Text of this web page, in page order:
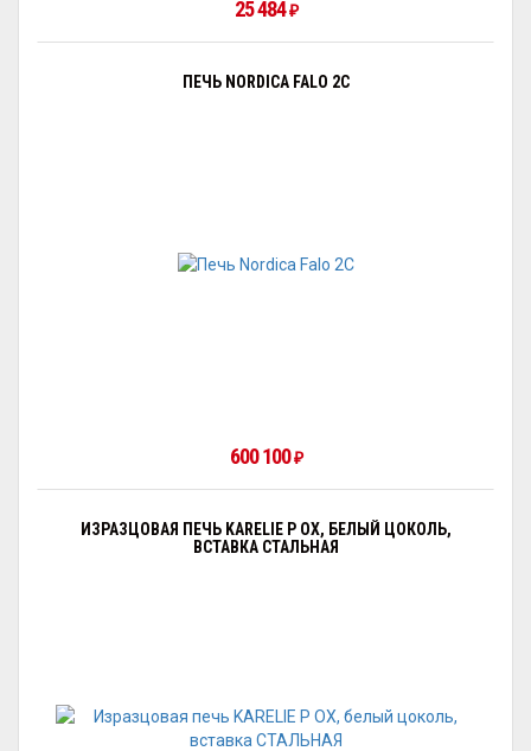
25 484 ₽
ПЕЧЬ NORDICA FALO 2C
600 100 ₽
ИЗРАЗЦОВАЯ ПЕЧЬ KARELIE P OX, БЕЛЫЙ ЦОКОЛЬ,
ВСТАВКА СТАЛЬНАЯ